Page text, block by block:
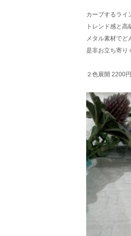
カーブするライ
トレンド感と
メタル素材で
是非お立ち寄り
２色展開 2200